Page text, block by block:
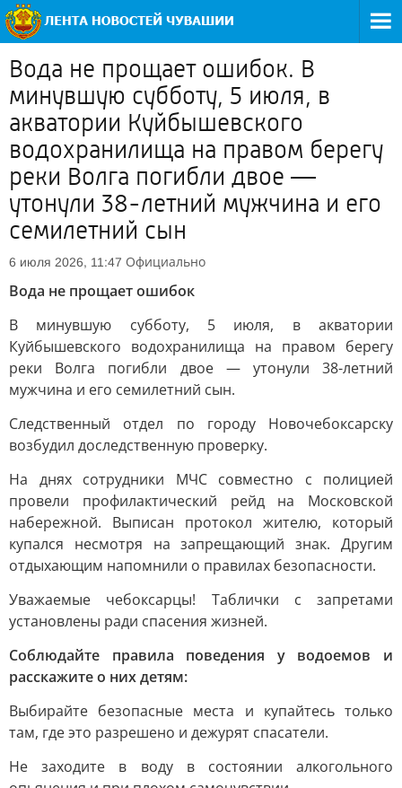
Вода не прощает ошибок. В
минувшую субботу, 5 июля, в
акватории Куйбышевского
водохранилища на правом берегу
реки Волга погибли двое —
утонули 38-летний мужчина и его
семилетний сын
6 июля 2026, 11:47 Официально
Вода не прощает ошибок
В минувшую субботу, 5 июля, в акватории
Куйбышевского водохранилища на правом берегу
реки Волга погибли двое — утонули 38-летний
мужчина и его семилетний сын.
Следственный отдел по городу Новочебоксарску
возбудил доследственную проверку.
На днях сотрудники МЧС совместно с полицией
провели профилактический рейд на Московской
набережной. Выписан протокол жителю, который
купался несмотря на запрещающий знак. Другим
отдыхающим напомнили о правилах безопасности.
Уважаемые чебоксарцы! Таблички с запретами
установлены ради спасения жизней.
Соблюдайте правила поведения у водоемов и
расскажите о них детям:
Выбирайте безопасные места и купайтесь только
там, где это разрешено и дежурят спасатели.
Не заходите в воду в состоянии алкогольного